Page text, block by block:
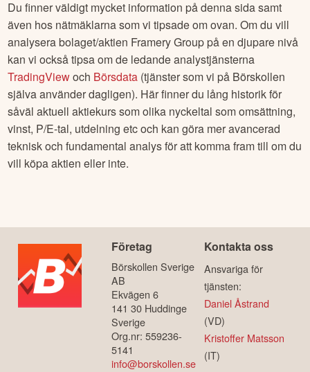
Du finner väldigt mycket information på denna sida samt
även hos nätmäklarna som vi tipsade om ovan. Om du vill
analysera bolaget/aktien Framery Group på en djupare nivå
kan vi också tipsa om de ledande analystjänsterna
TradingViewoch Börsdata (tjänster som vi på Börskollen
själva använder dagligen). Här finner du lång historik för
såväl aktuell aktiekurs som olika nyckeltal som omsättning,
vinst, P/E-tal, utdelning etc och kan göra mer avancerad
teknisk och fundamental analys för att komma fram till om du
vill köpa aktien eller inte.
Företag
Börskollen Sverige
AB
Ekvägen 6
141 30 Huddinge
Sverige
Org.nr: 559236-
5141
info@borskollen.se
Kontakta oss
Ansvariga för
tjänsten:
Daniel Åstrand
(VD)
Kristoffer Matsson
(IT)